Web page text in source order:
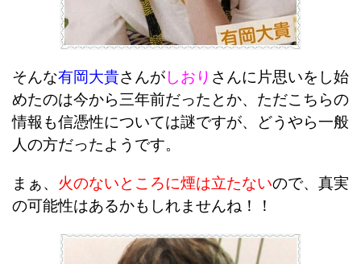
そんな有岡大貴さんがしおり さんに片思いをし始
めたのは今から三年前だったとか、ただこちらの
情報も信憑性については謎ですが、どうやら一般
人の方だったようです。
まぁ、 火のないところに煙は立たないので、真実
の可能性はあるかもしれませんね！！